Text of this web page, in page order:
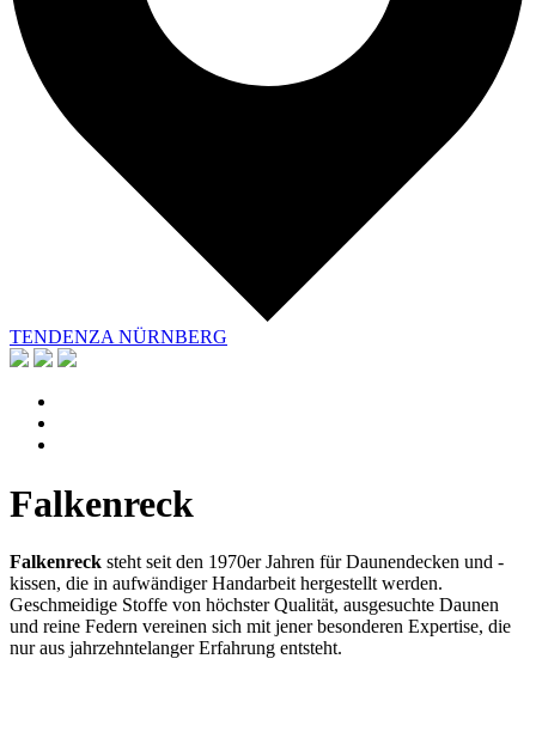
TENDENZA NÜRNBERG
Falkenreck
Falkenreck steht seit den 1970er Jahren für Daunendecken und -
kissen, die in aufwändiger Handarbeit hergestellt werden.
Geschmeidige Stoffe von höchster Qualität, ausgesuchte Daunen
und reine Federn vereinen sich mit jener besonderen Expertise, die
nur aus jahrzehntelanger Erfahrung entsteht.